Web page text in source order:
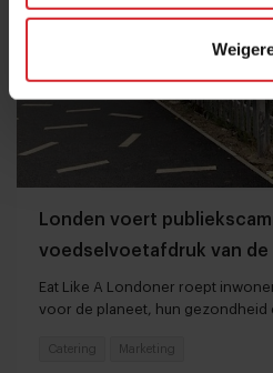
Londen voert
voedselvoetafdruk van
Eat Like A Londoner roept
voor de planeet, hun gezondheid
Catering Marketing